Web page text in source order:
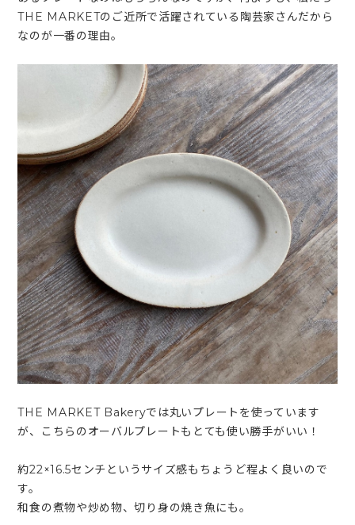
THE MARKETのご近所で活躍されている陶芸家さんだから
なのが一番の理由。
THE MARKET Bakeryでは丸いプレートを使っています
が、こちらのオーバルプレートもとても使い勝手がいい！
約22×16.5センチというサイズ感もちょうど程よく良いので
す。
和食の煮物や炒め物、切り身の焼き魚にも。